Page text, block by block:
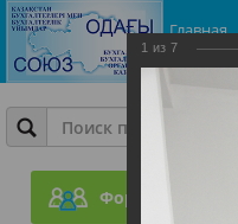
Главная
Форум
1 из 7